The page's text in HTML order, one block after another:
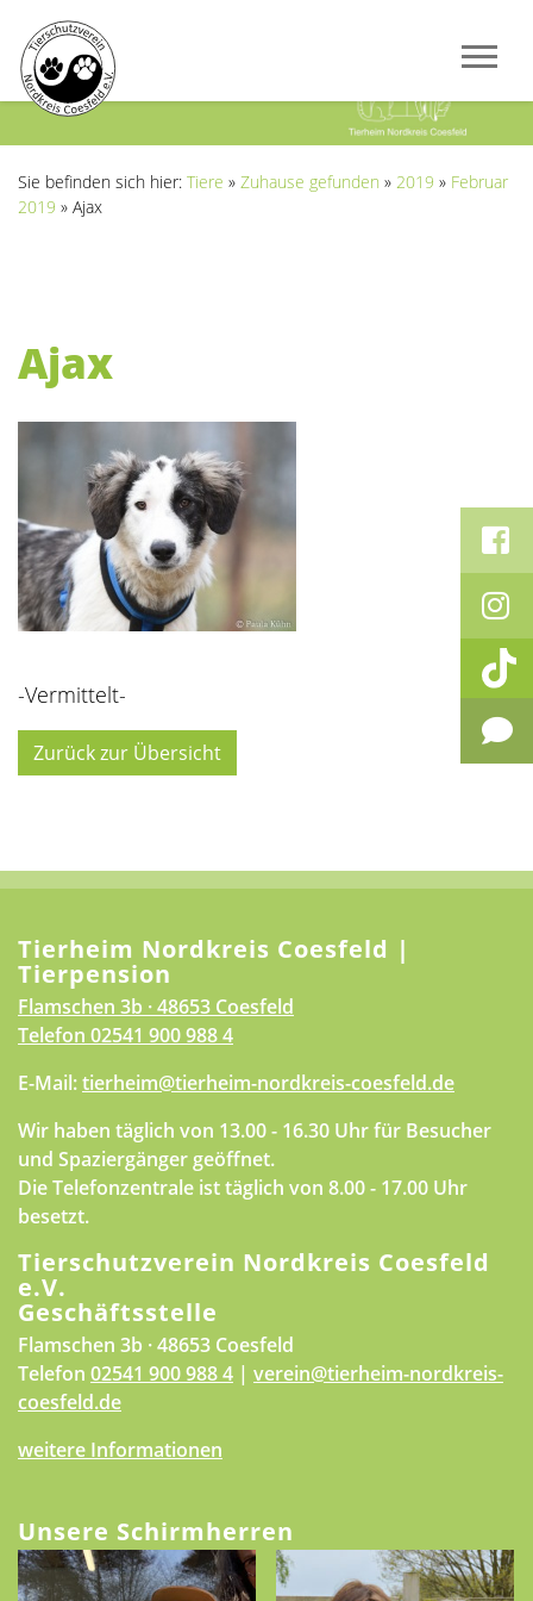
Sie befinden sich hier: Tiere » Zuhause gefunden » 2019 » Februar
2019 » Ajax
Ajax
-Vermittelt-
Zurück zur Übersicht
Tierheim Nordkreis Coesfeld |
Tierpension
Flamschen 3b · 48653 Coesfeld
Telefon 02541 900 988 4
E-Mail:tierheim@tierheim-nordkreis-coesfeld.de
Wir haben täglich von 13.00 - 16.30 Uhr für Besucher
und Spaziergänger geöffnet.
Die Telefonzentrale ist täglich von 8.00 - 17.00 Uhr
besetzt.
Tierschutzverein Nordkreis Coesfeld
e.V.
Geschäftsstelle
Flamschen 3b · 48653 Coesfeld
Telefon 02541 900 988 4 | verein@tierheim-nordkreis-
coesfeld.de
weitere Informationen
Unsere Schirmherren